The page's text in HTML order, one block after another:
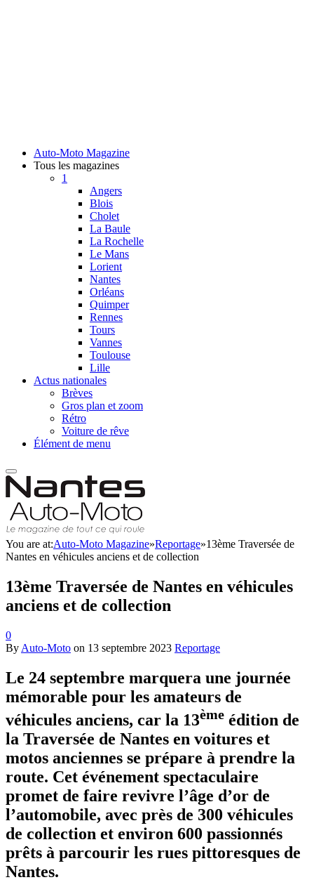
Auto-Moto Magazine
Tous les magazines
1
Angers
Blois
Cholet
La Baule
La Rochelle
Le Mans
Lorient
Nantes
Orléans
Quimper
Rennes
Tours
Vannes
Toulouse
Lille
Actus nationales
Brèves
Gros plan et zoom
Rétro
Voiture de rêve
Élément de menu
You are at:Auto-Moto Magazine»Reportage»13ème Traversée de
Nantes en véhicules anciens et de collection
13ème Traversée de Nantes en véhicules
anciens et de collection
0
By Auto-Moto on 13 septembre 2023 Reportage
Le 24 septembre marquera une journée
mémorable pour les amateurs de
véhicules anciens, car la 13ème édition de
la Traversée de Nantes en voitures et
motos anciennes se prépare à prendre la
route. Cet événement spectaculaire
promet de faire revivre l’âge d’or de
l’automobile, avec près de 300 véhicules
de collection et environ 600 passionnés
prêts à parcourir les rues pittoresques de
Nantes.